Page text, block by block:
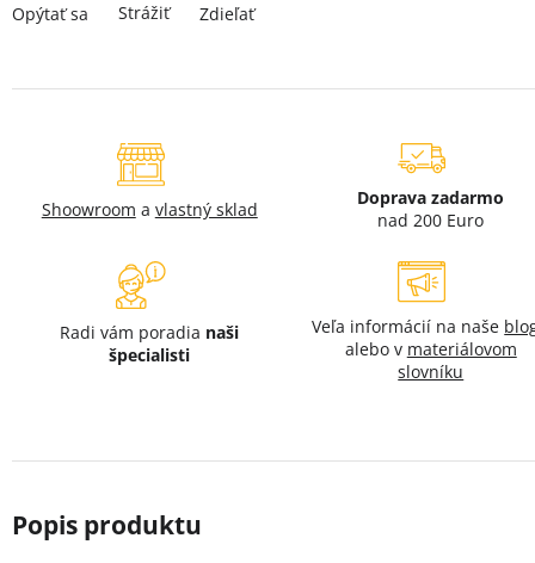
Opýtať sa Strážiť Zdieľať
Shoowroom a vlastný sklad
Doprava zadarmo
nad 200 Euro
Radi vám poradia naši
špecialisti
Veľa informácií na naše
alebo v materiálovom
slovníku